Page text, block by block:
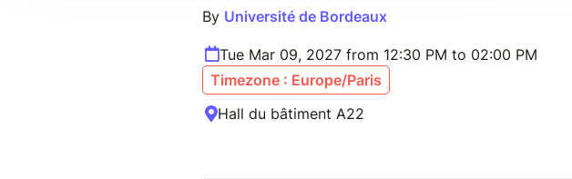
By Université de Bordeaux
Tue Mar 09, 2027 from 12:30 PM to 02:00 PM
Timezone : Europe/Paris
Hall du bâtiment A22